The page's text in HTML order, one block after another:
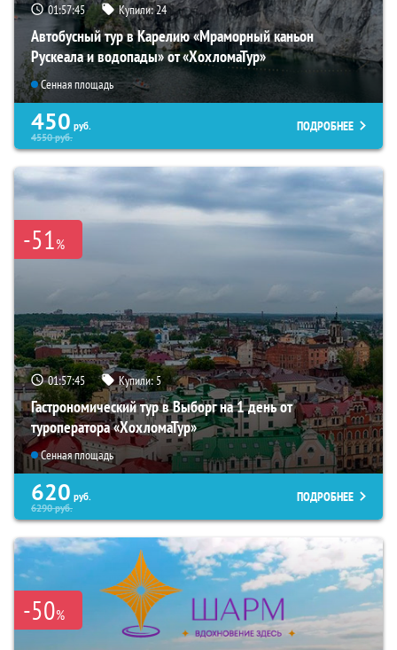
01:57:44 Купили:24
Автобусный тур в Карелию «Мраморный каньон
Рускеала и водопады» от «ХохломаТур»
Сенная площадь
450 руб.
4550руб.
ПОДРОБНЕЕ
-51%
01:57:44 Купили:5
Гастрономический тур в Выборг на 1 день от
туроператора «ХохломаТур»
Сенная площадь
620 руб.
6290руб.
ПОДРОБНЕЕ
-50%